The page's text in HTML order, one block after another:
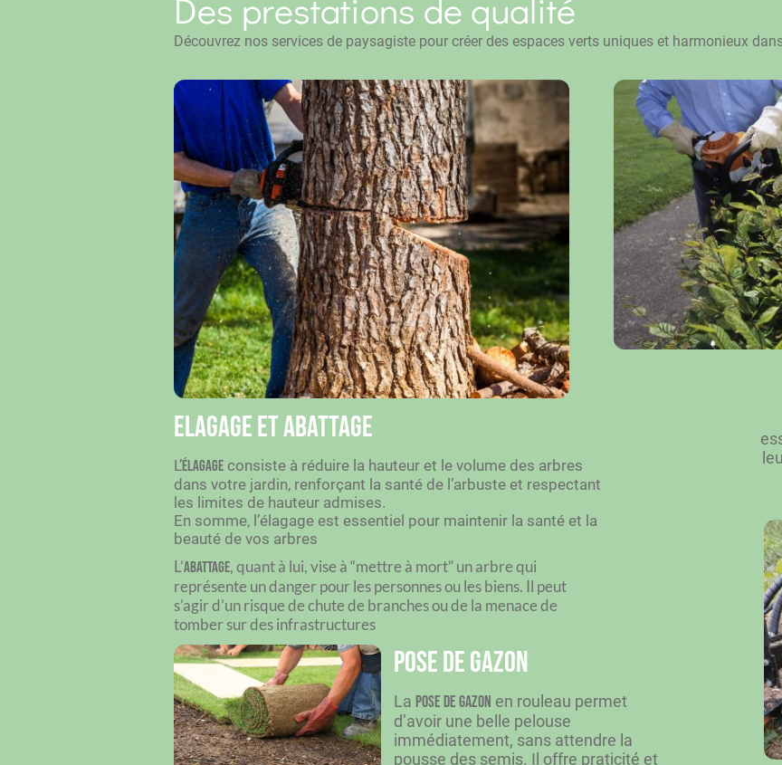
Des prestations de qualité
Découvrez nos services de paysagiste pour créer des espaces verts uniques et harmonieux
Elagage et abattage
L’élagage consiste à réduire la hauteur et le volume des arbres
dans votre jardin, renforçant la santé de l’arbuste et respectant
les limites de hauteur admises.
En somme, l’élagage est essentiel pour maintenir la santé et la
beauté de vos arbres
L’abattage, quant à lui, vise à “mettre à mort” un arbre qui
représente un danger pour les personnes ou les biens. Il peut
s’agir d’un risque de chute de branches ou de la menace de
tomber sur des infrastructures
Pose de gazon
La pose de gazon en rouleau permet
d’avoir une belle pelouse
immédiatement, sans attendre la
pousse des semis. Il offre praticité et